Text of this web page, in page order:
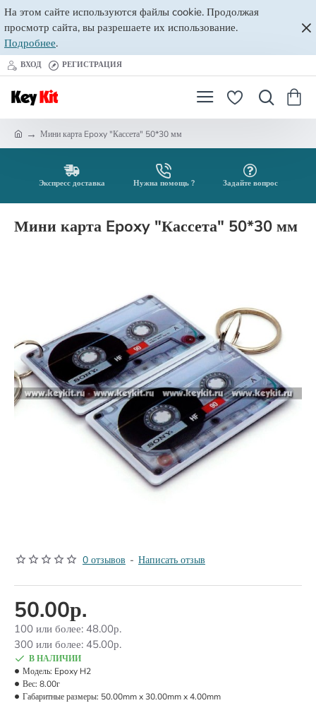
На этом сайте используются файлы cookie. Продолжая
просмотр сайта, вы разрешаете их использование.
Подробнее.
ВХОД РЕГИСТРАЦИЯ
Мини карта Epoxy "Кассета" 50*30 мм
Экспресс доставка Нужна помощь ? Задайте вопрос
Мини карта Epoxy "Кассета" 50*30 мм
0 отзывов - Написать отзыв
50.00р.
100 или более: 48.00р.
300 или более: 45.00р.
В НАЛИЧИИ
Модель: Epoxy H2
Вес: 8.00г
Габаритные размеры: 50.00mm x 30.00mm x 4.00mm